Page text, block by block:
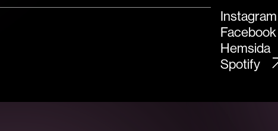
Instagram
Facebook
Hemsida
Spotify